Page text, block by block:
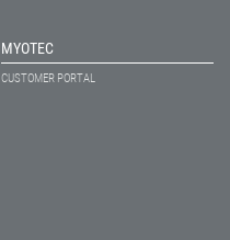
MYOTEC
CUSTOMER PORTAL